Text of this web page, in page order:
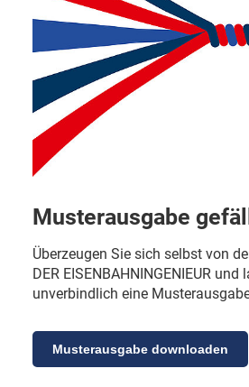
Musterausgabe
Überzeugen Sie sich selbst von
DER EISENBAHNINGENIEUR und
unverbindlich eine
Musterausgabe downloaden